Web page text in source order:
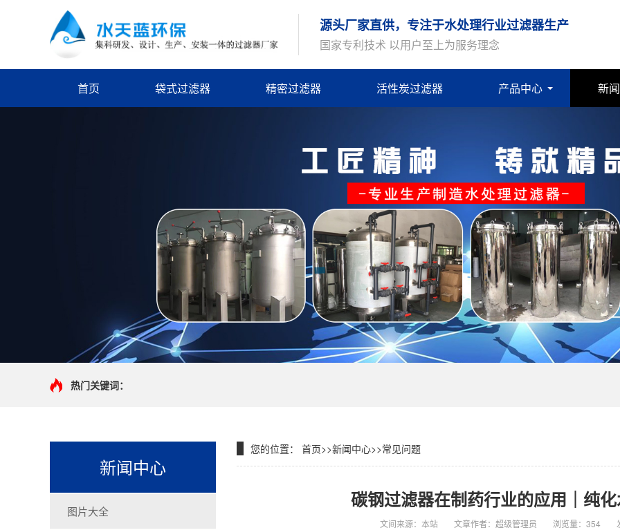
源头厂家直供，专注于水处理行业过滤器生产
国家专利技术 以用户至上为服务理念
首页 袋式过滤器 精密过滤器 活性炭过滤器 产品中心 新
热门关键词：
新闻中心
图片大全
您的位置： 首页>>新闻中心>>常见问题
碳钢过滤器在制药行业的应用｜纯
文间来源：本站 文章作者：超级管理员 浏览量：354